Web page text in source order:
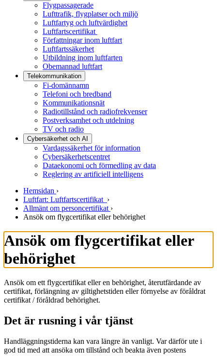
Flygpassagerade
Lufttrafik, flygplatser och miljö
Luftfartyg och luftvärdighet
Luftfartscertifikat
Författningar inom luftfart
Luftfartssäkerhet
Utbildning inom luftfarten
Obemannad luftfart
Telekommunikation
Fi-domännamn
Telefoni och bredband
Kommunikationsnät
Radiotillstånd och radiofrekvenser
Postverksamhet och utdelning
TV och radio
Cybersäkerhet och AI
Vardagssäkerhet för information
Cybersäkerhetscentret
Dataekonomi och förmedling av data
Reglering av artificiell intelligens
Hemsidan ›
Luftfart: Luftfartscertifikat ›
Allmänt om personcertifikat ›
Ansök om flygcertifikat eller behörighet
Ansök om flygcertifikat eller
behörighet
Ansök om ett flygcertifikat eller en behörighet, återutfärdande av
certifikat, förlängning av giltighetstiden eller förnyelse av föråldrat
certifikat / föråldrad behörighet.
Det är rusning i vår tjänst
Handläggningstiderna kan vara längre än vanligt. Var därför ute i
god tid med att ansöka om tillstånd och beakta även postens